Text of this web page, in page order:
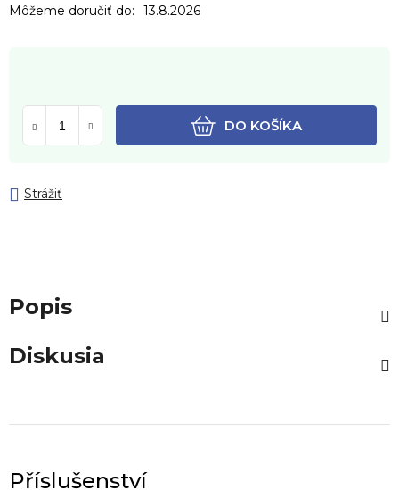
Môžeme doručiť do: 13.8.2026
DO KOŠÍKA
Strážiť
Popis
Diskusia